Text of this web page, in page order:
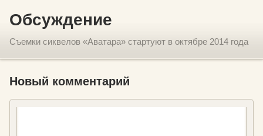
Обсуждение
Съемки сиквелов «Аватара» стартуют в октябре 2014 года
Новый комментарий